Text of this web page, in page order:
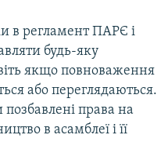
в регламент ПАРЄ і
будь-яку
якщо повноваження
або переглядаються.
права на
в асамблеї і її